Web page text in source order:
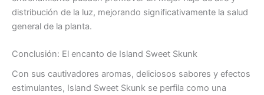
distribución de la luz, mejorando significativamente la salud
general de la planta.
Conclusión: El encanto de Island Sweet Skunk
Con sus cautivadores aromas, deliciosos sabores y efectos
estimulantes, Island Sweet Skunk se perfila como una